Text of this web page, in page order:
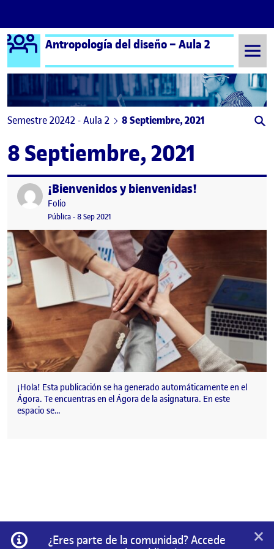
Saltar al contenido
Logo Ágora
Antropología del diseño – Aula 2
Semestre 20242 - Aula 2 8 Septiembre, 2021
8 Septiembre, 2021
Publicado por¡Bienvenidos y bienvenidas!
Publicado por
Folio
Visibilidad:
Pública-Fecha de publicación
8 Sep 2021
¡Hola! Esta publicación se ha generado automáticamente en el
Ágora. Te encuentras en el Ágora de la asignatura. En este
espacio se…
Información
¿Eres parte de la comunidad? Accede
×